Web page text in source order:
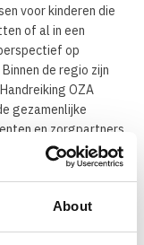
About
voor kinderen die
of al in een
op
de regio zijn
OZA
gezamenlijke
en zorgpartners
en privacy.
biedt een
waar onderwijs